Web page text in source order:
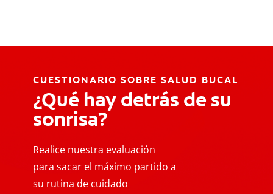
CUESTIONARIO SOBRE SALUD BUCAL
¿Qué hay detrás de su
sonrisa?
Realice nuestra evaluación
para sacar el máximo partido a
su rutina de cuidado